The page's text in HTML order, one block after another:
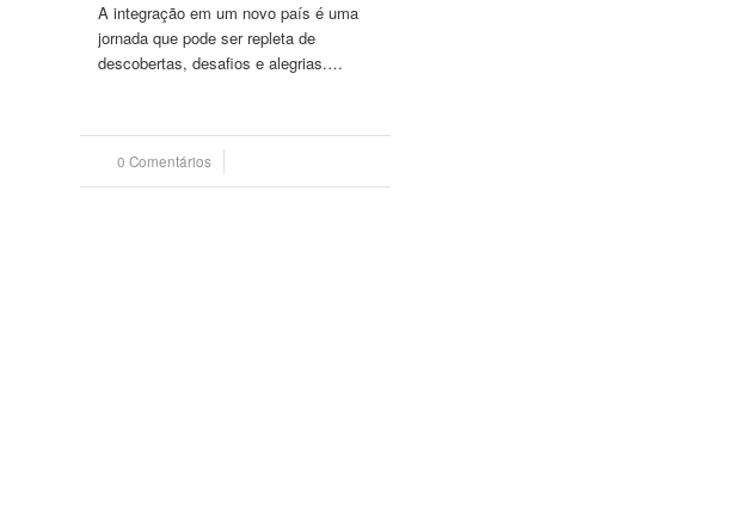
A integração em um novo país é uma
jornada que pode ser repleta de
descobertas, desafios e alegrias.…
0 Comentários
/